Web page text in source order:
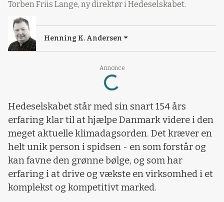
Annonce
Loading...
Torben Friis Lange, ny direktør i Hedeselskabet.
Henning K. Andersen
Hedeselskabet står med sin snart 154 års
erfaring klar til at hjælpe Danmark videre i den
meget aktuelle klimadagsorden. Det kræver en
helt unik person i spidsen - en som forstår og
kan favne den grønne bølge, og som har
erfaring i at drive og vækste en virksomhed i et
komplekst og kompetitivt marked.